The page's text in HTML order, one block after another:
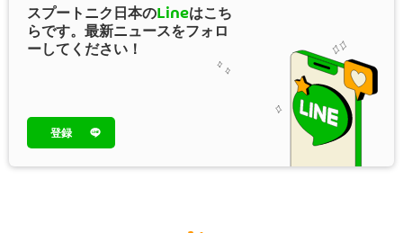
スプートニク日本のLineはこち
らです。最新ニュースをフォロ
ーしてください！
登録